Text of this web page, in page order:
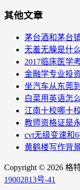
其他文章
茅台酒和茅台
无羞无臊是什
2017临床医学
金融学专业投
坐汽车从东莞
白菜用英语怎
江南十校哪十
教师资格证是
cvt无级变速和
黄鹤楼写作背
Copyright © 2026 格
19002813号-41